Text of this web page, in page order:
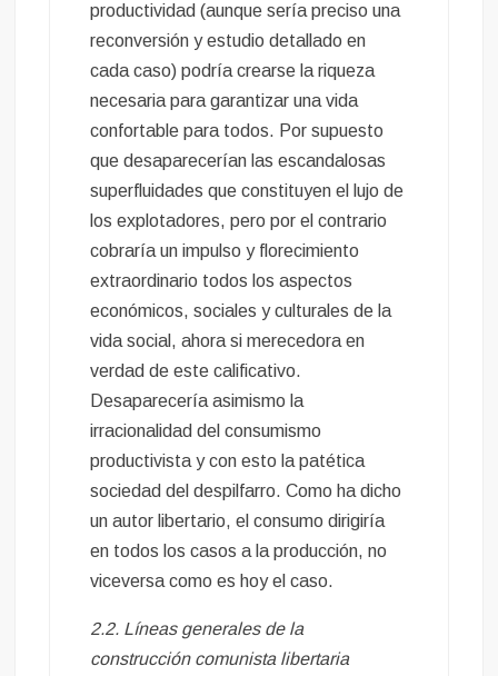
productividad (aunque sería preciso una
reconversión y estudio detallado en
cada caso) podría crearse la riqueza
necesaria para garantizar una vida
confortable para todos. Por supuesto
que desaparecerían las escandalosas
superfluidades que constituyen el lujo de
los explotadores, pero por el contrario
cobraría un impulso y florecimiento
extraordinario todos los aspectos
económicos, sociales y culturales de la
vida social, ahora si merecedora en
verdad de este calificativo.
Desaparecería asimismo la
irracionalidad del consumismo
productivista y con esto la patética
sociedad del despilfarro. Como ha dicho
un autor libertario, el consumo dirigiría
en todos los casos a la producción, no
viceversa como es hoy el caso.
2.2. Líneas generales de la
construcción comunista libertaria